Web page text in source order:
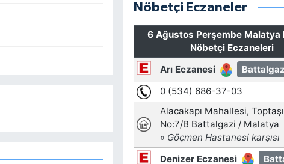
Nöbetçi Eczaneler